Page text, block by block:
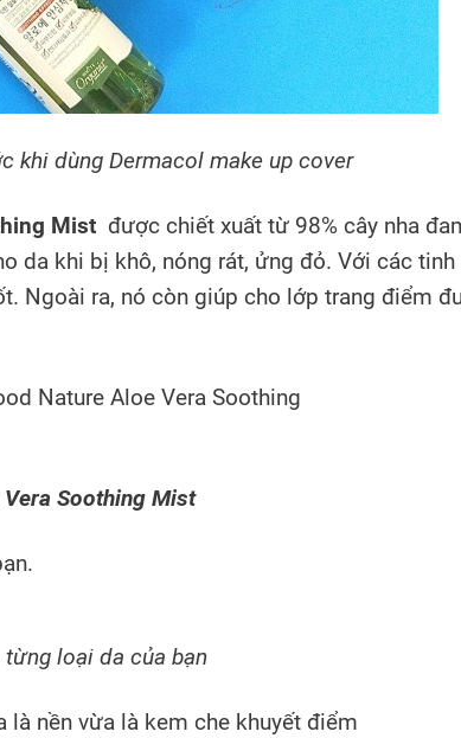
khi dùng Dermacol make up cover
Mist được chiết xuất từ 98% cây nha
da khi bị khô, nóng rát, ửng đỏ. Với các tinh
Ngoài ra, nó còn giúp cho lớp trang điểm
Soothing Mist
loại da của bạn
nền vừa là kem che khuyết điểm